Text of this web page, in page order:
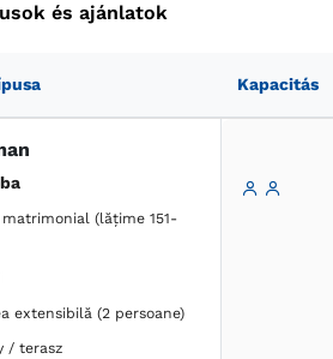
és ajánlatok
Kapacitás
matrimonial (lățime 151-
extensibilă (2 persoane)
/ terasz